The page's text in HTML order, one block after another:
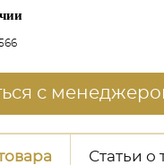
с
Статьи о